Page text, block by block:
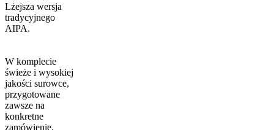
Lżejsza wersja
tradycyjnego
AIPA.
W komplecie
świeże i wysokiej
jakości surowce,
przygotowane
zawsze na
konkretne
zamówienie.